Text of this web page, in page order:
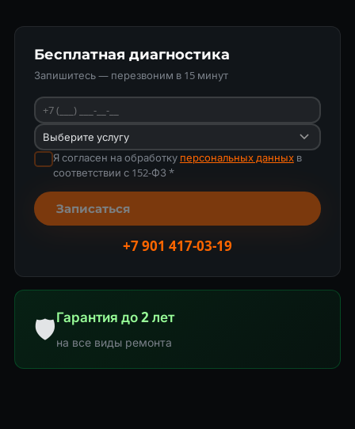
Бесплатная диагностика
Запишитесь — перезвоним в 15 минут
Я согласен на обработку персональных данныхв
соответствии с 152-ФЗ *
Записаться
+7 901 417-03-19
🛡Гарантия до 2 лет
на все виды ремонта